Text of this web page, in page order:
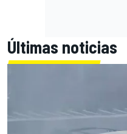
Últimas noticias